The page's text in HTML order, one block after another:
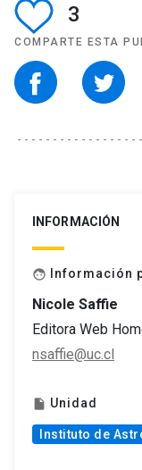
3
COMPARTE ESTA
INFORMACIÓN
face Información
Nicole Saffie
Editora Web
nsaffie@uc.cl
insert_drive_file Unidad
Instituto de